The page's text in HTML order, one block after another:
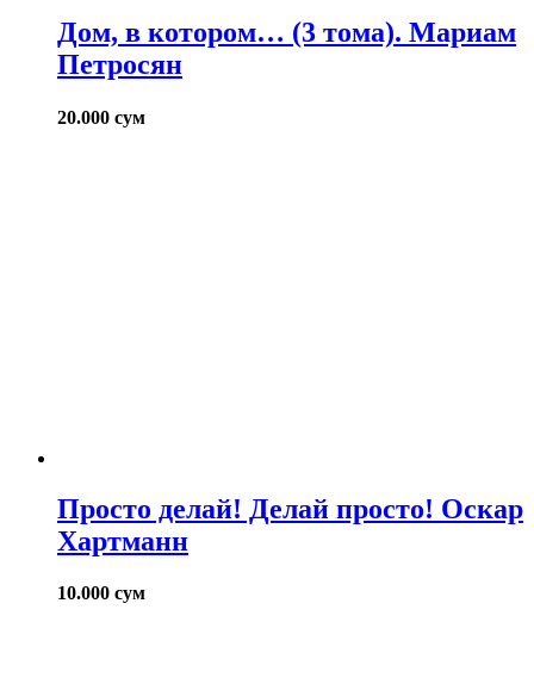
Дом, в котором… (3 тома). Мариам
Петросян
20.000 сум
Просто делай! Делай просто! Оскар
Хартманн
10.000 сум